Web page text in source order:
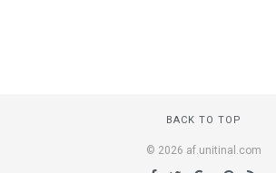
BACK TO TOP
© 2026 af.unitinal.com